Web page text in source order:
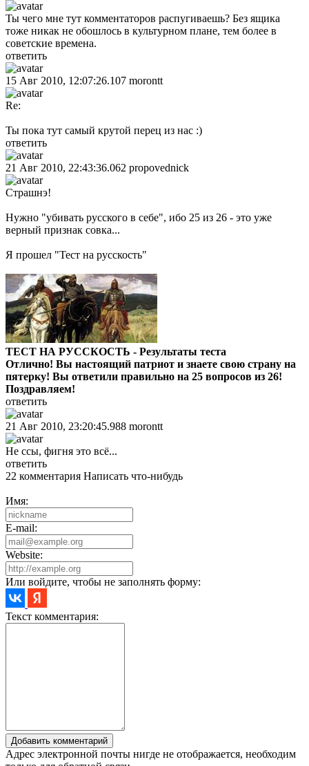
Ты чего мне тут комментаторов распугиваешь? Без ящика
тоже никак не обошлось в культурном плане, тем более в
советские времена.
ответить
15 Авг 2010, 12:07:26.107 morontt
Re:
Ты пока тут самый крутой перец из нас :)
ответить
21 Авг 2010, 22:43:36.062 propovednick
Страшнэ!
Нужно "убивать русского в себе", ибо 25 из 26 - это уже
верный признак совка...
Я прошел "Тест на русскость"
ТЕСТ НА РУССКОСТЬ - Результаты теста
Отлично! Вы настоящий патриот и знаете свою страну на
пятерку! Вы ответили правильно на 25 вопросов из 26!
Поздравляем!
ответить
21 Авг 2010, 23:20:45.988 morontt
Не ссы, фигня это всё...
ответить
22 комментария Написать что-нибудь
Имя:
E-mail:
Website:
Или войдите, чтобы не заполнять форму:
Текст комментария:
Добавить комментарий
Адрес электронной почты нигде не отображается, необходим